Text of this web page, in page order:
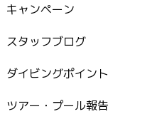
キャンペーン
スタッフブログ
ダイビングポイント
ツアー・プール報告